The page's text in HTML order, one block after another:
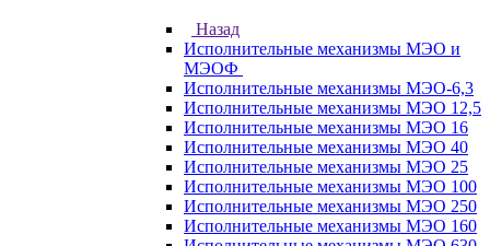
Назад
Исполнительные механизмы МЭО и
МЭОФ
Исполнительные механизмы МЭО-6,3
Исполнительные механизмы МЭО 12,5
Исполнительные механизмы МЭО 16
Исполнительные механизмы МЭО 40
Исполнительные механизмы МЭО 25
Исполнительные механизмы МЭО 100
Исполнительные механизмы МЭО 250
Исполнительные механизмы МЭО 160